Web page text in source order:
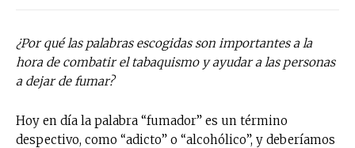
¿Por qué las palabras escogidas son importantes a la
hora de combatir el tabaquismo y ayudar a las personas
a dejar de fumar?
Hoy en día la palabra “fumador” es un término
despectivo, como “adicto” o “alcohólico”, y deberíamos